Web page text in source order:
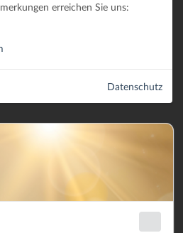
erreichen Sie uns:
Datenschutz